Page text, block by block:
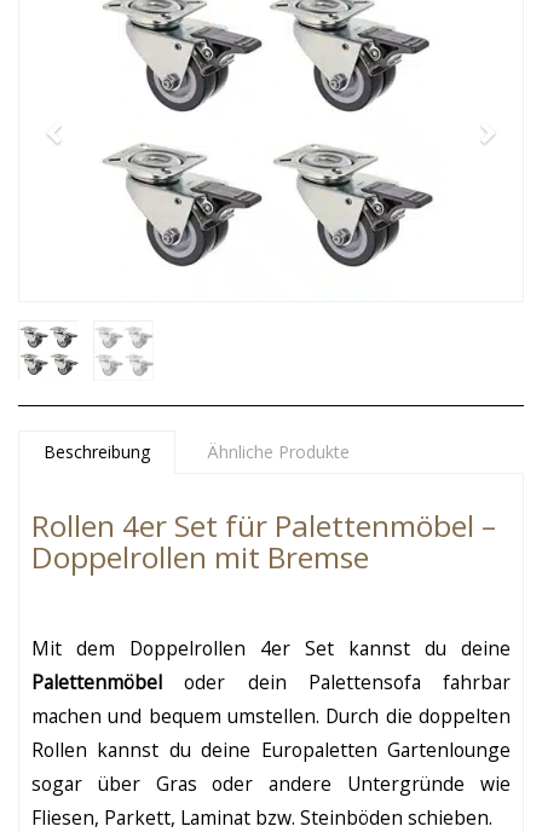
Beschreibung Ähnliche Produkte
Rollen 4er Set für Palettenmöbel –
Doppelrollen mit Bremse
Mit dem Doppelrollen 4er Set kannst du deine
Palettenmöbel oder dein Palettensofa fahrbar
machen und bequem umstellen. Durch die doppelten
Rollen kannst du deine Europaletten Gartenlounge
sogar über Gras oder andere Untergründe wie
Fliesen, Parkett, Laminat bzw. Steinböden schieben.